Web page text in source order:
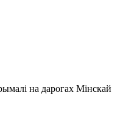
на дарогах Мінскай